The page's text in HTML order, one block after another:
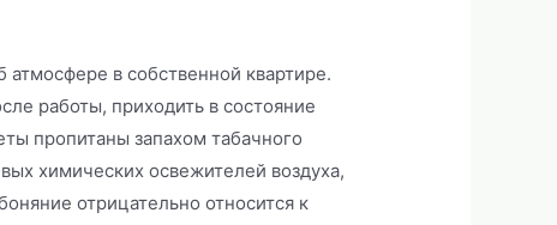
в собственной квартире.
работы, приходить в состояние
пропитаны запахом табачного
химических освежителей воздуха,
отрицательно относится к